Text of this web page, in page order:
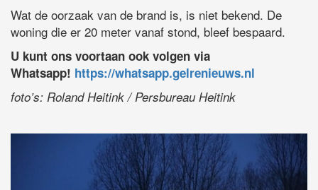
Wat de oorzaak van de brand is, is niet bekend. De
woning die er 20 meter vanaf stond, bleef bespaard.
U kunt ons voortaan ook volgen via
Whatsapp! https://whatsapp.gelrenieuws.nl
foto’s: Roland Heitink / Persbureau Heitink